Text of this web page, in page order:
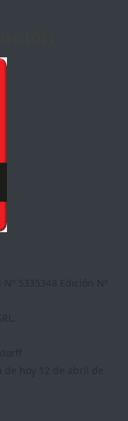
5335348 Edición Nº
de hoy 12 de abril de